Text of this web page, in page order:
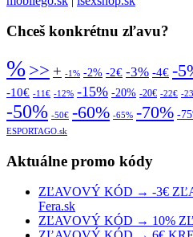
Chceš konkrétnu zľavu?
%>> + -1% -2% -2€ -3% -4€ -
-10€ -11€ -12% -15% -20% -20€ -22€ -
-50% -50€ -60% -65% -70% -
ESPORTAGO.sk
Aktuálne promo kódy
ZĽAVOVÝ KÓD → -3€
Fera.sk
ZĽAVOVÝ KÓD → 10%